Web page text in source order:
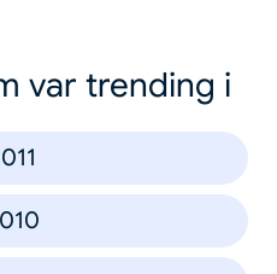
var trending i